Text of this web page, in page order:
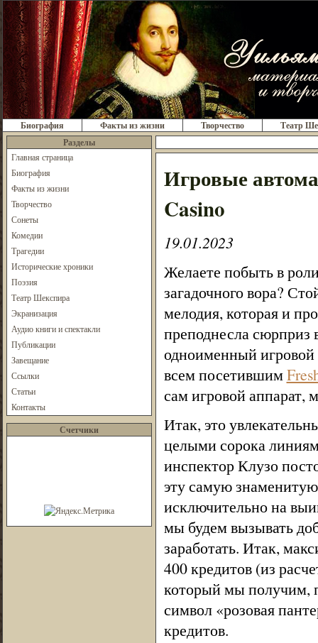
Биография Факты из жизни Творчество
Театр
Разделы
Главная страница
Биография
Факты из жизни
Творчество
Сонеты
Комедии
Трагедии
Исторические хроники
Поэзия
Театр Шекспира
Экранизация
Аудио книги и спектакли
Публикации
Завещание
Ссылки
Статьи
Контакты
Счетчики
Игровые
Casino
19.01.2023
Желаете побыть в
загадочного вора?
мелодия, которая и
преподнесла сюрприз
одноименный игровой
всем посетившим
сам игровой аппарат,
Итак, это
целыми сорока
инспектор Клузо
эту самую
исключительно на
мы будем вызывать
заработать. Итак,
400 кредитов (из
который мы получим,
символ «розовая
кредитов.